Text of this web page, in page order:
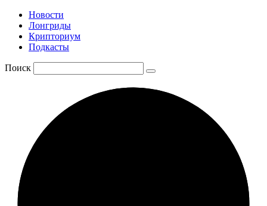
Новости
Лонгриды
Крипториум
Подкасты
Поиск